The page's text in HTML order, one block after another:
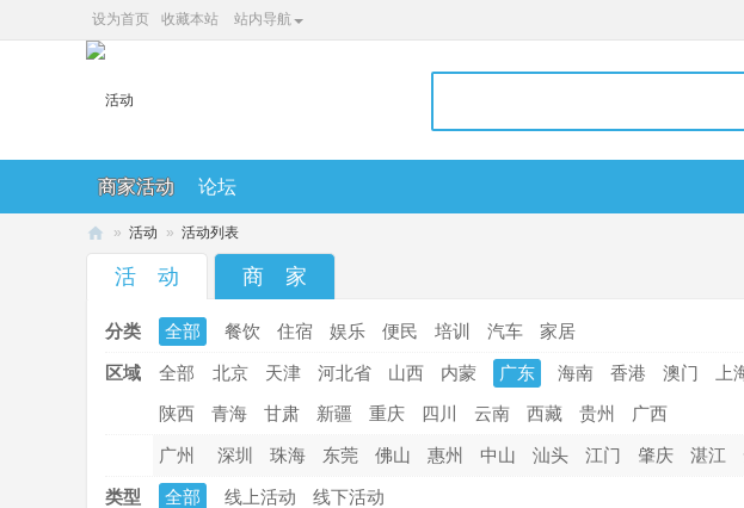
设为首页 收藏本站 站内导航
商家活动 论坛
» 活动 » 活动列表
活 动 商 家
分类 全部 餐饮 住宿 娱乐 便民 培训 汽车 家居
区域 全部 北京 天津 河北省 山西 内蒙 广东 海南 香港 澳门 上
陕西
青海 甘肃 新疆 重庆 四川 云南 西藏 贵州 广西
广州 深圳 珠海 东莞 佛山 惠州 中山 汕头 江门 肇庆 湛江
类型 全部 线上活动 线下活动